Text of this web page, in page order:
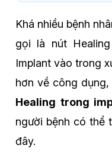
Khá nhiều bệnh
gọi là nút
Implant vào trong
hơn về công
Healing trong
người bệnh có thể
đây.